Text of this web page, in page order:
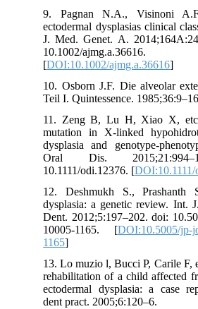
پیگمان پوستی اطراف چشم و
از بارزترین ویژگی های
است که در هر دو سیستم
را میتواند دیده شود. کاهش
یا الیگودونشیا)، تاخیر
غیرطبیعی دندان های قدامی
و نقص مینایی مشاهده میشود.
ریج آلوئول به علت فقدان
دنبال آن کاهش ارتفاع عمودی
اکلوژن شایع است (١٥،١٦). کودک مبتلا به
با مشکلات عدیده ای در
صحبت کردن، ظاهر صورت و به
های روحی و اجتماعی روبرو
با پروتزهای دندانی
قابل ملاحظه ای این مشکلات را
کاهش دهد (٢٠-١٧). در این مقاله، بازسازی
با اوردنچر متحرک در بیمار
هیپوهیدروتیک اکتودرمال
9. Pagnan N.A., Visinoni
ectodermal dysplasias clinical
J. Med. Genet. A.
10.1002/ajmg.a.36616.
[DOI:10.1002/ajmg.a.36616
10. Osborn J.F. Die alveolar
Teil I. Quintessence.
11. Zeng B, Lu H, Xiao X,
mutation in X-linked
dysplasia and genotype-
Oral Dis.
10.1111/odi.12376. [
12. Deshmukh S., Prashanth
dysplasia: a genetic review. Int.
Dent. 2012;5:197–202. doi:
10005-1165. [DOI:10.5005/
1165
13. Lo muzio l, Bucci P, Carile F,
rehabilitation of a child affected
ectodermal dysplasia: a case
dent pract. 2005;6:120–6.